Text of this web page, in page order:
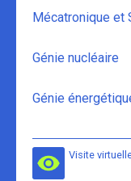
Mécatronique et
Génie nucléaire
Génie
Visite